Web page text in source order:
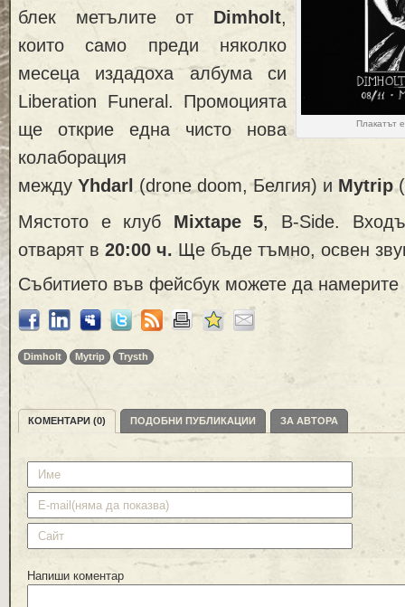
Плакатът
блек метълите от Dimholt,
които само преди няколко
месеца издадоха албума си
Liberation Funeral. Промоцията
ще открие една чисто нова
колаборация
между Yhdarl (drone doom, Белгия) и Mytrip
Мястото е клуб Mixtape 5, B-Side.
отварят в 20:00 ч. Ще бъде тъмно, освен
Събитието във фейсбук можете да намерите
Dimholt Mytrip Trysth
КОМЕНТАРИ (0) ПОДОБНИ ПУБЛИКАЦИИ ЗА АВТОРА
Напиши коментар